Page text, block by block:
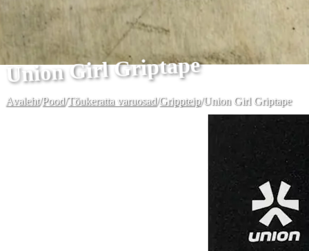
Union Girl Griptape
Avaleht/Pood/Tõukeratta varuosad/Grippteip/Union Girl Griptape